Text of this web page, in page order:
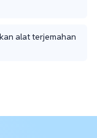
alat terjemahan